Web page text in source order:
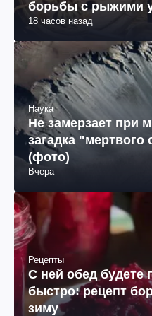
борьбы с рыжими
18 часов назад
Наука
Не замерзает при
загадка "мертвого
(фото)
Вчера
Рецепты
С ней обед будете
быстро: рецепт
зиму